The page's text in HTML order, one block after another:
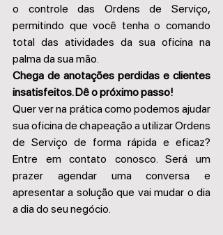
o controle das Ordens de Serviço,
permitindo que você tenha o comando
total das atividades da sua oficina na
palma da sua mão.
Chega de anotações perdidas e clientes
insatisfeitos. Dê o próximo passo!
Quer ver na prática como podemos ajudar
sua oficina de chapeação a utilizar Ordens
de Serviço de forma rápida e eficaz?
Entre em contato conosco. Será um
prazer agendar uma conversa e
apresentar a solução que vai mudar o dia
a dia do seu negócio.